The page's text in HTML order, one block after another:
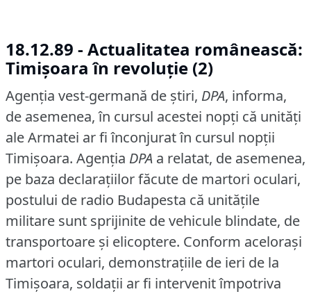
18.12.89 - Actualitatea românească:
Timișoara în revoluție (2)
Agenţia vest-germană de ştiri, DPA, informa,
de asemenea, în cursul acestei nopţi că unităţi
ale Armatei ar fi înconjurat în cursul nopţii
Timişoara. Agenţia DPA a relatat, de asemenea,
pe baza declaraţiilor făcute de martori oculari,
postului de radio Budapesta că unităţile
militare sunt sprijinite de vehicule blindate, de
transportoare şi elicoptere. Conform aceloraşi
martori oculari, demonstraţiile de ieri de la
Timişoara, soldaţii ar fi intervenit împotriva